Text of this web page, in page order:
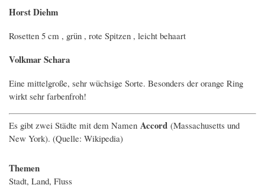
Horst Diehm
Rosetten 5 cm , grün , rote Spitzen , leicht behaart
Volkmar Schara
Eine mittelgroße, sehr wüchsige Sorte. Besonders der orange Ring
wirkt sehr farbenfroh!
Es gibt zwei Städte mit dem Namen Accord (Massachusetts und
New York). (Quelle: Wikipedia)
Themen
Stadt, Land, Fluss